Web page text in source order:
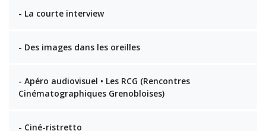
- La courte interview
- Des images dans les oreilles
- Apéro audiovisuel • Les RCG (Rencontres
Cinématographiques Grenobloises)
- Ciné-ristretto